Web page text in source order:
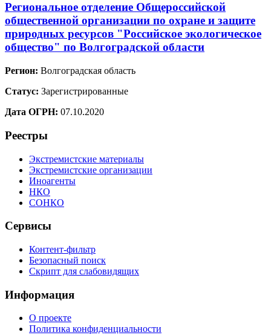
Региональное отделение Общероссийской
общественной организации по охране и защите
природных ресурсов "Российское экологическое
общество" по Волгоградской области
Регион: Волгоградская область
Статус: Зарегистрированные
Дата ОГРН: 07.10.2020
Реестры
Экстремистские материалы
Экстремистские организации
Иноагенты
НКО
СОНКО
Сервисы
Контент-фильтр
Безопасный поиск
Скрипт для слабовидящих
Информация
О проекте
Политика конфиденциальности